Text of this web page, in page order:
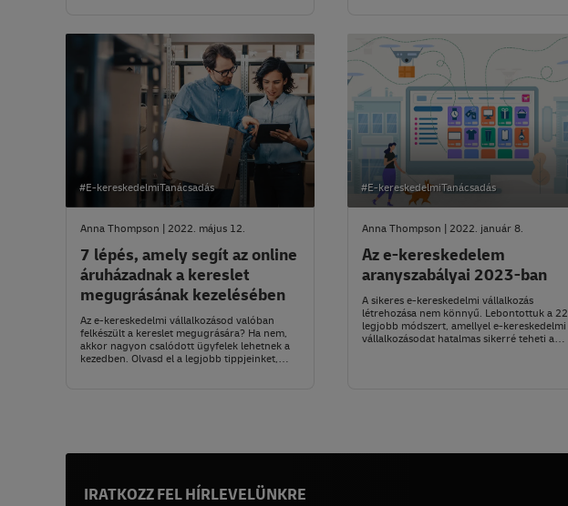
#E-kereskedelmiTanácsadás
Anna Thompson | 2022. május 12.
7 lépés, amely segít az online
áruházadnak a kereslet
megugrásának kezelésében
Az e-kereskedelmi vállalkozásod valóban
felkészült a kereslet megugrására? Ha nem,
akkor nagyon csalódott ügyfelek lehetnek a
kezedben. Olvasd el a legjobb tippjeinket,
#E-kereskedelmiTanácsadás
Anna Thompson | 2022. január 8.
Az e-kereskedelem
aranyszabályai 2023-ban
A sikeres e-kereskedelmi vállalkozás
létrehozása nem könnyű. Lebontottuk a 22
legjobb módszert, amellyel e-kereskedelmi
vállalkozásodat hatalmas sikerré teheti a
IRATKOZZ FEL HÍRLEVELÜNKRE